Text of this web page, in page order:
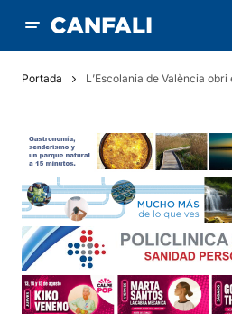
Portada L’Escolania de València